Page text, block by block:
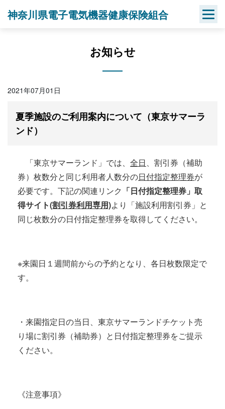
神奈川県電子電気機器健康保険組合
お知らせ
2021年07月01日
夏季施設のご利用案内について（東京サマーラ
ンド）
「東京サマーランド」では、 全日、割引券（補助
券）枚数分と同じ利用者人数分の日付指定整理券が
必要です。下記の関連リンク 「日付指定整理券」取
得サイト(割引券利用専用)より「施設利用割引券」と
同じ枚数分の日付指定整理券を取得してください。
※来園日１週間前からの予約となり、各日枚数限定で
す。
・来園指定日の当日、東京サマーランドチケット売
り場に割引券（補助券）と日付指定整理券をご提示
ください。
《注意事項》